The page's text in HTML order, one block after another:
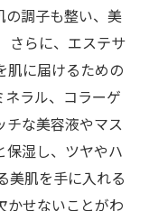
の調子も整い、美
さらに、エステサ
肌に届けるための
ラル、コラーゲ
チな美容液やマス
保湿し、ツヤやハ
美肌を手に入れる
かせないことがわ